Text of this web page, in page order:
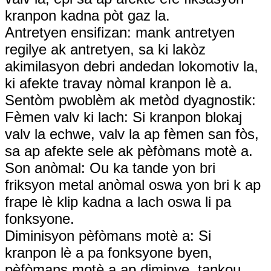
kranpon kadna pòt gaz la.
Antretyen ensifizan: mank antretyen
regilye ak antretyen, sa ki lakòz
akimilasyon debri andedan lokomotiv la,
ki afekte travay nòmal kranpon lè a.
Sentòm pwoblèm ak metòd dyagnostik:
Fèmen valv ki lach: Si kranpon blokaj
valv la echwe, valv la ap fèmen san fòs,
sa ap afekte sele ak pèfòmans motè a.
Son anòmal: Ou ka tande yon bri
friksyon metal anòmal oswa yon bri k ap
frape lè klip kadna a lach oswa li pa
fonksyone.
Diminisyon pèfòmans motè a: Si
kranpon lè a pa fonksyone byen,